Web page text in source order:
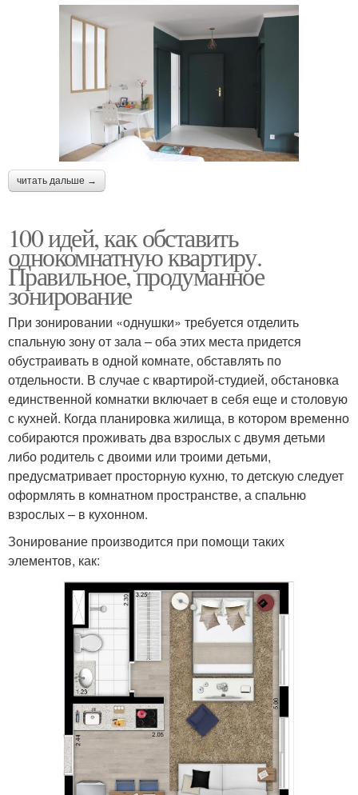
читать дальше →
100 идей, как обставить
однокомнатную квартиру.
Правильное, продуманное
зонирование
При зонировании «однушки» требуется отделить
спальную зону от зала – оба этих места придется
обустраивать в одной комнате, обставлять по
отдельности. В случае с квартирой-студией, обстановка
единственной комнатки включает в себя еще и столовую
с кухней. Когда планировка жилища, в котором временно
собираются проживать два взрослых с двумя детьми
либо родитель с двоими или троими детьми,
предусматривает просторную кухню, то детскую следует
оформлять в комнатном пространстве, а спальню
взрослых – в кухонном.
Зонирование производится при помощи таких
элементов, как: